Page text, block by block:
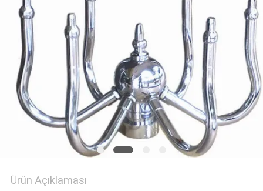
PRIVACY
POLICY
Ürün Açıklaması